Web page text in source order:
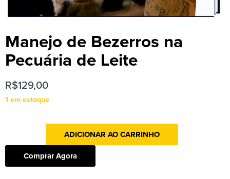
Manejo de Bezerros na
Pecuária de Leite
R$129,00
1 em estoque
ADICIONAR AO CARRINHO
Comprar Agora